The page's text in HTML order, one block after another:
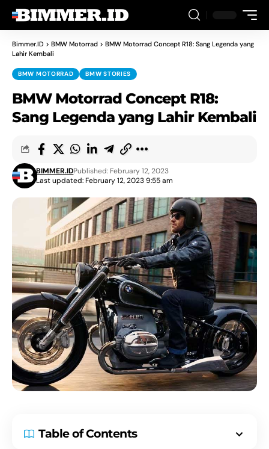
Bimmer.ID > BMW Motorrad > BMW Motorrad Concept R18: Sang Legenda yang
Lahir Kembali
BMW MOTORRAD BMW STORIES
BMW Motorrad Concept R18:
Sang Legenda yang Lahir Kembali
Last updated: February 12, 2023 9:55 am
BIMMER.IDPublished: February 12, 2023
Table of Contents